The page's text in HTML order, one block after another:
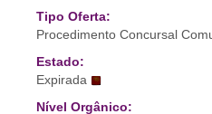
Tipo Oferta:
Procedimento Concursal
Estado:
Expirada
Nível Orgânico: